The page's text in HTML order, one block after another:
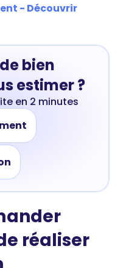
- Découvrir
bien
estimer ?
en 2 minutes
réaliser